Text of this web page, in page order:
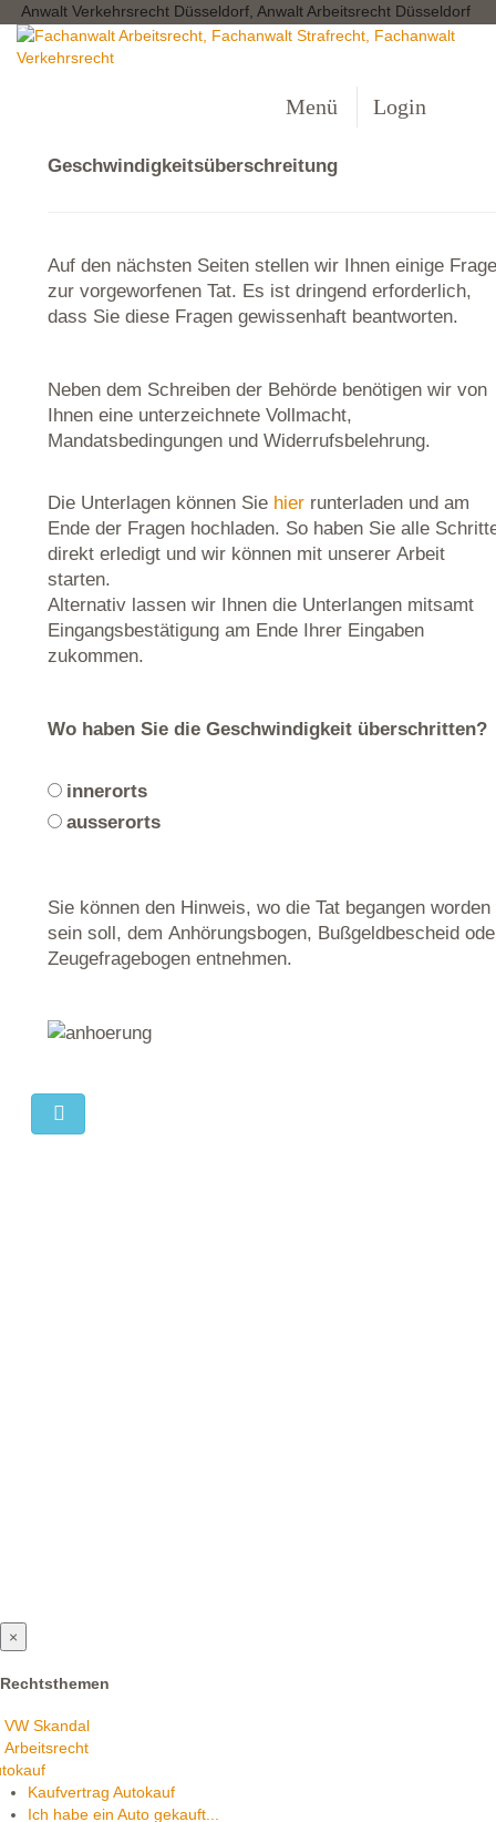
Anwalt Verkehrsrecht Düsseldorf, Anwalt Arbeitsrecht Düsseldorf
Menü Login
Geschwindigkeitsüberschreitung
Auf den nächsten Seiten stellen wir Ihnen einige
zur vorgeworfenen Tat. Es ist dringend erforderlich,
dass Sie diese Fragen gewissenhaft beantworten.
Neben dem Schreiben der Behörde benötigen wir von
Ihnen eine unterzeichnete Vollmacht,
Mandatsbedingungen und Widerrufsbelehrung.
Die Unterlagen können Sie hier runterladen und am
Ende der Fragen hochladen. So haben Sie alle
direkt erledigt und wir können mit unserer Arbeit
starten.
Alternativ lassen wir Ihnen die Unterlangen mitsamt
Eingangsbestätigung am Ende Ihrer Eingaben
zukommen.
Wo haben Sie die Geschwindigkeit überschritten?
innerorts
ausserorts
Sie können den Hinweis, wo die Tat begangen worden
sein soll, dem Anhörungsbogen, Bußgeldbescheid
Zeugefragebogen entnehmen.
×
Rechtsthemen
VW Skandal
Arbeitsrecht
Kaufvertrag Autokauf
Ich habe ein Auto gekauft...